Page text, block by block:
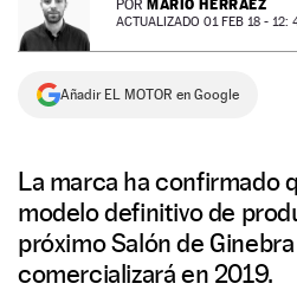
NEWSLETTER
SÍGUENOS
POR MARIO HERRÁEZ
ACTUALIZADO 01 FEB 18 - 12:
Añadir EL MOTOR en Google
La marca ha confirmado
modelo definitivo de
próximo Salón de
comercializará en 2019.